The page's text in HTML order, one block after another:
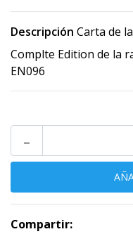
Descripción Carta de
Complte Edition de la
EN096
-
Compartir: